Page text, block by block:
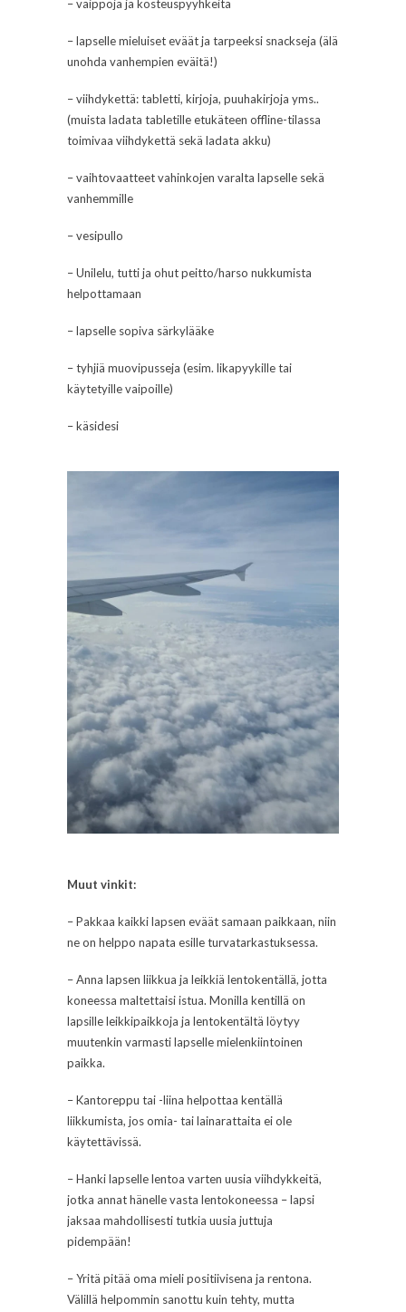
– vaippoja ja kosteuspyyhkeitä
– lapselle mieluiset eväät ja tarpeeksi snackseja (älä
unohda vanhempien eväitä!)
– viihdykettä: tabletti, kirjoja, puuhakirjoja yms..
(muista ladata tabletille etukäteen offline-tilassa
toimivaa viihdykettä sekä ladata akku)
– vaihtovaatteet vahinkojen varalta lapselle sekä
vanhemmille
– vesipullo
– Unilelu, tutti ja ohut peitto/harso nukkumista
helpottamaan
– lapselle sopiva särkylääke
– tyhjiä muovipusseja (esim. likapyykille tai
käytetyille vaipoille)
– käsidesi
Muut vinkit:
– Pakkaa kaikki lapsen eväät samaan paikkaan, niin
ne on helppo napata esille turvatarkastuksessa.
– Anna lapsen liikkua ja leikkiä lentokentällä, jotta
koneessa maltettaisi istua. Monilla kentillä on
lapsille leikkipaikkoja ja lentokentältä löytyy
muutenkin varmasti lapselle mielenkiintoinen
paikka.
– Kantoreppu tai -liina helpottaa kentällä
liikkumista, jos omia- tai lainarattaita ei ole
käytettävissä.
– Hanki lapselle lentoa varten uusia viihdykkeitä,
jotka annat hänelle vasta lentokoneessa – lapsi
jaksaa mahdollisesti tutkia uusia juttuja
pidempään!
– Yritä pitää oma mieli positiivisena ja rentona.
Välillä helpommin sanottu kuin tehty, mutta